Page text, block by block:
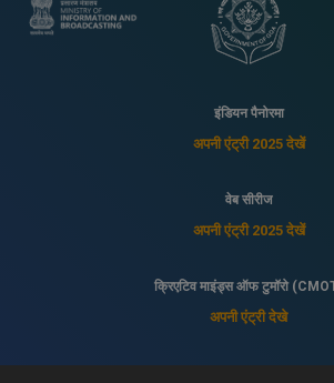
इंडियन पैनोरमा
अपनी एंट्री 2025 देखें
वेब सीरीज
अपनी एंट्री 2025 देखें
क्रिएटिव माइंड्स ऑफ टुमॉरो
अपनी एंट्री देखे